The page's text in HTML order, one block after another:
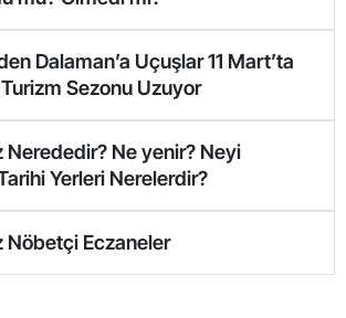
Dalaman’a Uçuşlar 11 Mart’ta
Turizm Sezonu Uzuyor
Nerededir? Ne yenir? Neyi
Yerleri Nerelerdir?
Nöbetçi Eczaneler